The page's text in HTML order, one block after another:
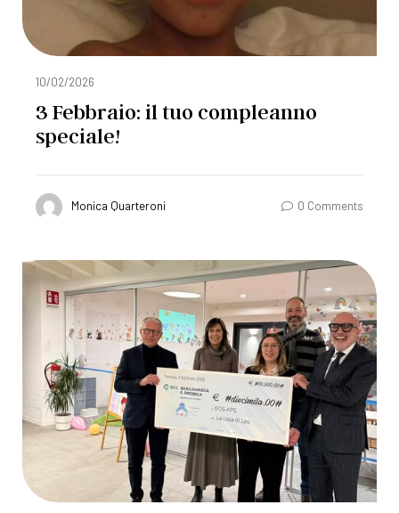
10/02/2026
3 Febbraio: il tuo compleanno
speciale!
Monica Quarteroni 0 Comments